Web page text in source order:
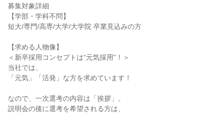
募集対象詳細
【学部・学科不問】
短大/専門/高専/大学/大学院 卒業見込みの方
【求める人物像】
＜新卒採用コンセプトは“元気採用”！＞
当社では、
「元気」「活発」な方を求めています！
なので、一次選考の内容は「挨拶」。
説明会の後に選考を希望される方は、